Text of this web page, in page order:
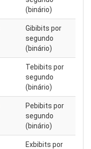
(binário)
Gibibits por
segundo
(binário)
Tebibits por
segundo
(binário)
Pebibits por
segundo
(binário)
Exbibits por